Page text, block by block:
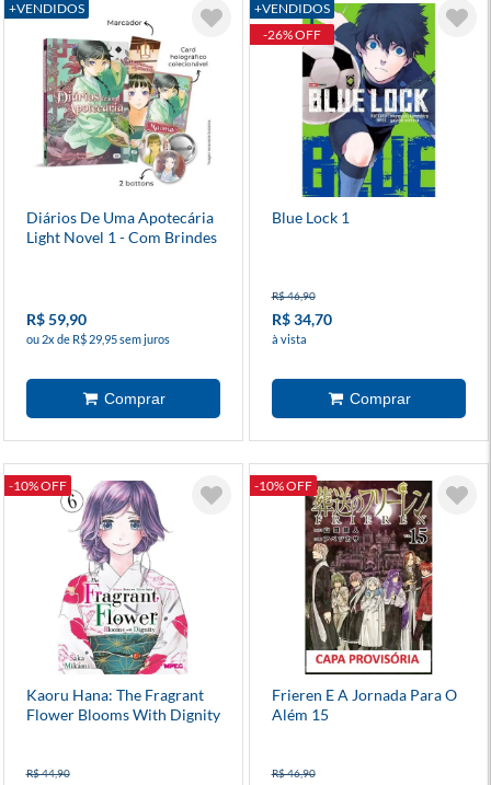
+VENDIDOS
Diários De Uma Apotecária
Light Novel 1 - Com Brindes
R$ 59,90
ou 2x de R$ 29,95 sem juros
+VENDIDOS
-26% OFF
Blue Lock 1
R$ 46,90
R$ 34,70
à vista
-10% OFF
Kaoru Hana: The Fragrant
Flower Blooms With Dignity
R$ 44,90
-10% OFF
Frieren E A Jornada Para O
Além 15
R$ 46,90